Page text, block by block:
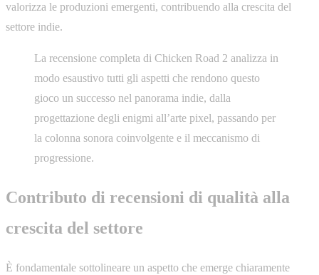
valorizza le produzioni emergenti, contribuendo alla crescita del
settore indie.
La recensione completa di Chicken Road 2 analizza in
modo esaustivo tutti gli aspetti che rendono questo
gioco un successo nel panorama indie, dalla
progettazione degli enigmi all’arte pixel, passando per
la colonna sonora coinvolgente e il meccanismo di
progressione.
Contributo di recensioni di qualità alla
crescita del settore
È fondamentale sottolineare un aspetto che emerge chiaramente